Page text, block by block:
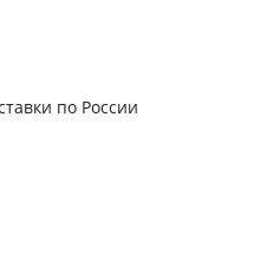
по России